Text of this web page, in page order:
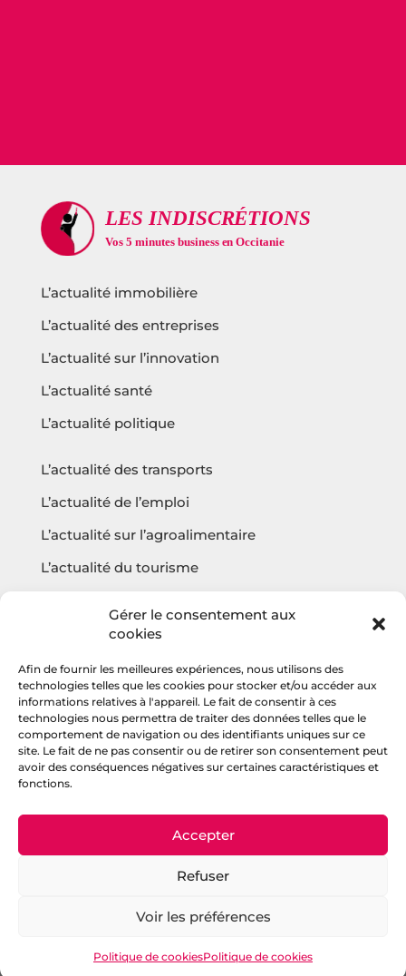
Gérer le consentement aux
cookies
Afin de fournir les meilleures expériences, nous utilisons des
technologies telles que les cookies pour stocker et/ou accéder aux
informations relatives à l'appareil. Le fait de consentir à ces
technologies nous permettra de traiter des données telles que le
comportement de navigation ou des identifiants uniques sur ce
site. Le fait de ne pas consentir ou de retirer son consentement peut
avoir des conséquences négatives sur certaines caractéristiques et
fonctions.
Accepter
Refuser
Voir les préférences
Politique de cookiesPolitique de cookies
L’actualité immobilière
L’actualité des entreprises
L’actualité sur l’innovation
L’actualité santé
L’actualité politique
L’actualité des transports
L’actualité de l’emploi
L’actualité sur l’agroalimentaire
L’actualité du tourisme
Questions fréquentes
Contact
Agencehv
Rejoignez la communauté
Politique de confidentialité
Accompagnement digital et stratégique :
JANVIER